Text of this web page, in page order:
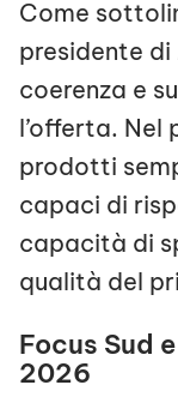
Come
presidente di
coerenza e
l’offerta. Nel
prodotti
capaci di
capacità di
qualità del
Focus Sud
2026